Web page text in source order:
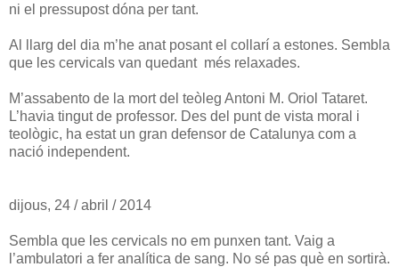
ni el pressupost dóna per tant.
Al llarg del dia m’he anat posant el collarí a estones. Sembla
que les cervicals van quedant més relaxades.
M’assabento de la mort del teòleg Antoni M. Oriol Tataret.
L’havia tingut de professor. Des del punt de vista moral i
teològic, ha estat un gran defensor de Catalunya com a
nació independent.
dijous, 24 / abril / 2014
Sembla que les cervicals no em punxen tant. Vaig a
l’ambulatori a fer analítica de sang. No sé pas què en sortirà.